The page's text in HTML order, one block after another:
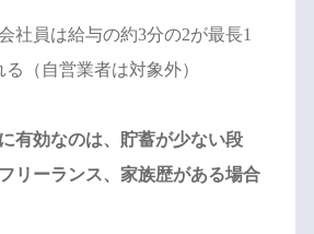
社員は給与の約3分の2が最長1
（自営業者は対象外）
有効なのは、貯蓄が少ない段
リーランス、家族歴がある場合